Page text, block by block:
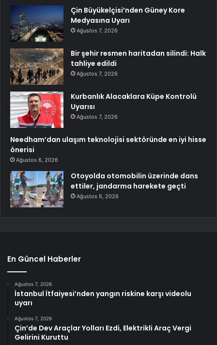
Çin Büyükelçisi’nden Güney Kore
Medyasına Uyarı
Ağustos 7, 2026
Bir şehir resmen haritadan silindi: Halk
tahliye edildi
Ağustos 7, 2026
Kurbanlık Alacaklara Küpe Kontrolü
Uyarısı
Ağustos 7, 2026
Needham’dan ulaşım teknolojisi sektöründe en iyi hisse
önerisi
Ağustos 6, 2026
Otoyolda otomobilin üzerinde dans
ettiler, jandarma harekete geçti
Ağustos 6, 2026
En Güncel Haberler
Ağustos 7, 2026
İstanbul İtfaiyesi’nden yangın riskine karşı videolu
uyarı
Ağustos 7, 2026
Çin’de Dev Araçlar Yolları Ezdi, Elektrikli Araç Vergi
Gelirini Kuruttu